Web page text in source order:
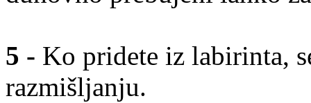
5 - Ko pridete iz labirinta,
razmišljanju.